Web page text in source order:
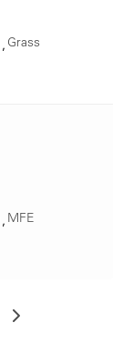
, Grass
, MFE